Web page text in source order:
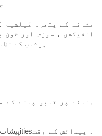
مثانے کے پتھر۔ کیلشیم
انفیکشن ، سوزش اور خون
پیشاب کے